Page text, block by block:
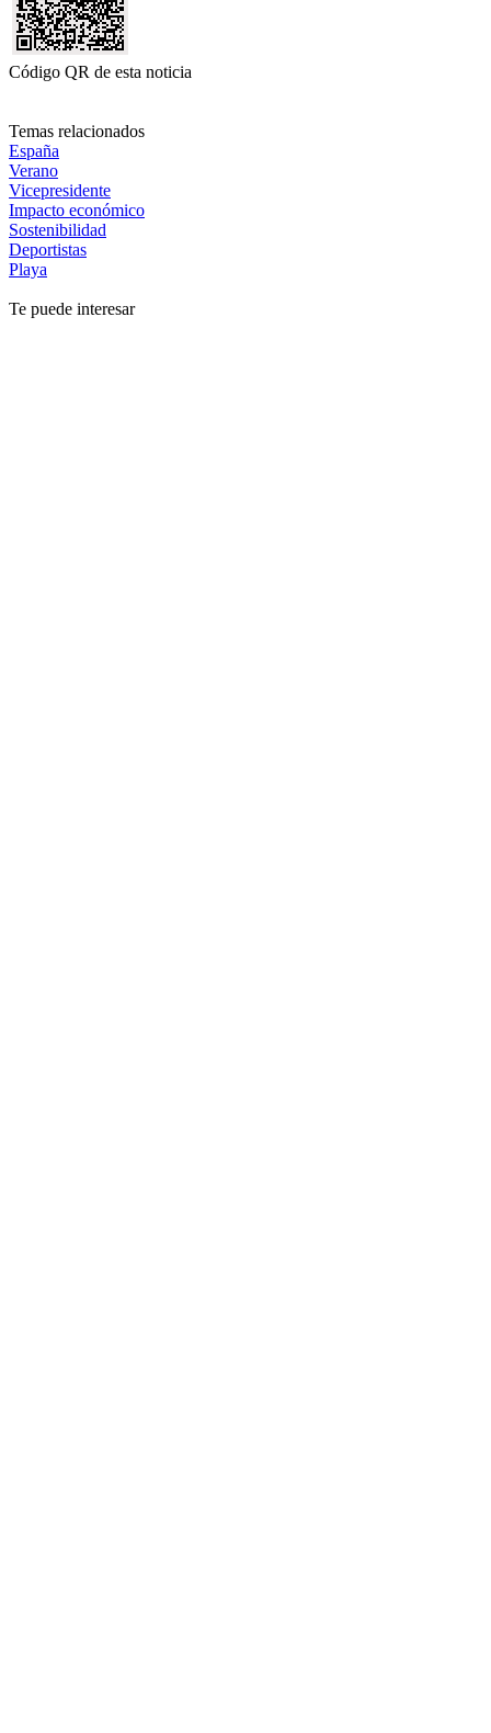
Código QR de esta noticia
Temas relacionados
España
Verano
Vicepresidente
Impacto económico
Sostenibilidad
Deportistas
Playa
Te puede interesar